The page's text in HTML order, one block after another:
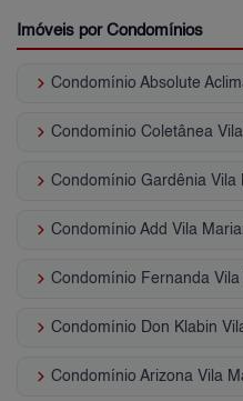
Imóveis por Condomínios
keyboard_arrow_right Condomínio Absolute
keyboard_arrow_right Condomínio Coletânea
keyboard_arrow_right Condomínio Gardênia Vila
keyboard_arrow_right Condomínio Add Vila
keyboard_arrow_right Condomínio Fernanda
keyboard_arrow_right Condomínio Don Klabin
keyboard_arrow_right Condomínio Arizona Vila